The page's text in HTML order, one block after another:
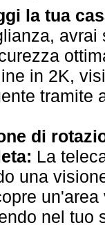
la tua
avrai
in 2K,
tramite
di
La
una
nel tuo